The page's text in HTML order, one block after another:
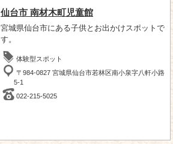
仙台市 南材木町児童館
宮城県仙台市にある子供とお出かけスポットで
す。
体験型スポット
〒984-0827 宮城県仙台市若林区南小泉字八軒小路
5-1
022-215-5025